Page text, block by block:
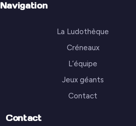
Navigation
La Ludothèque
Créneaux
L’équipe
Jeux géants
Contact
Contact